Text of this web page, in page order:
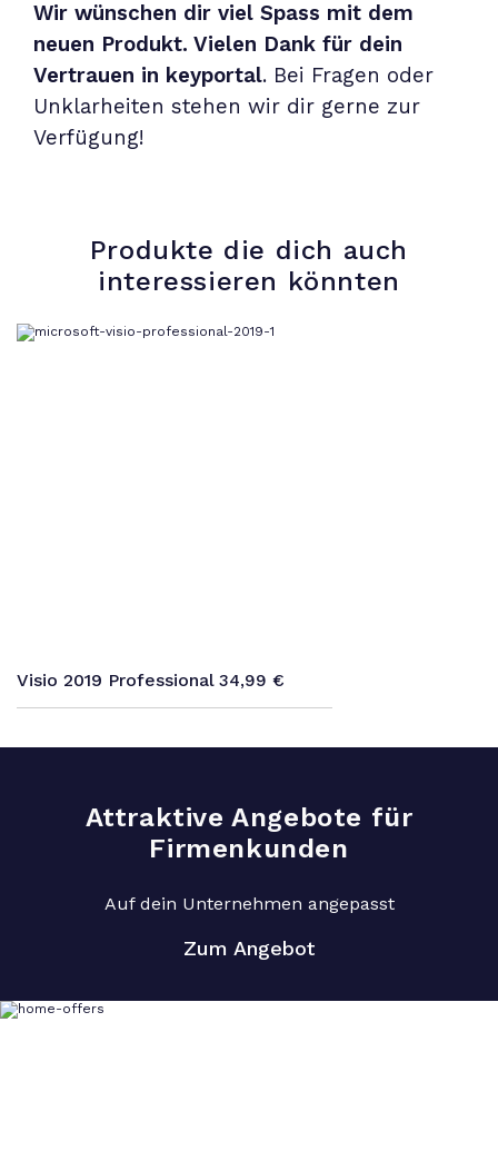
Wir wünschen dir viel Spass mit dem
neuen Produkt. Vielen Dank für dein
Vertrauen in keyportal. Bei Fragen oder
Unklarheiten stehen wir dir gerne zur
Verfügung!
Produkte die dich auch
interessieren könnten
Visio 2019 Professional 34,99 €
Attraktive Angebote für
Firmenkunden
Auf dein Unternehmen angepasst
Zum Angebot